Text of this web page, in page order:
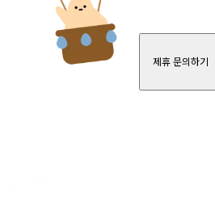
제휴 문의하기